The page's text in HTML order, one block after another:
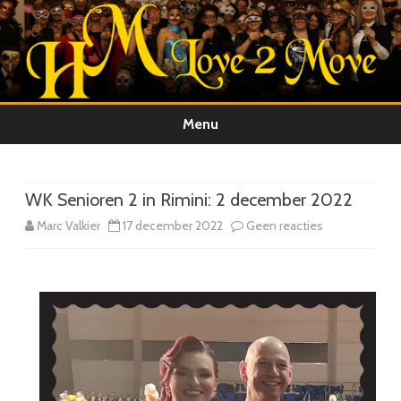
Menu
de
inhoud
WK Senioren 2 in Rimini: 2 december 2022
Marc Valkier 17 december 2022 Geen reacties
Rimini: